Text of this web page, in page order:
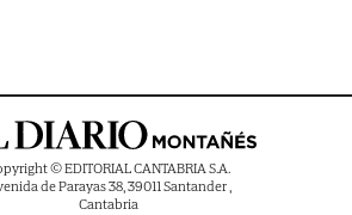
© EDITORIAL CANTABRIA S.A.
de Parayas 38, 39011 Santander ,
Cantabria